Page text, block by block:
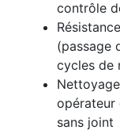
contrôle
(passage
cycles de
opérateur
sans joint